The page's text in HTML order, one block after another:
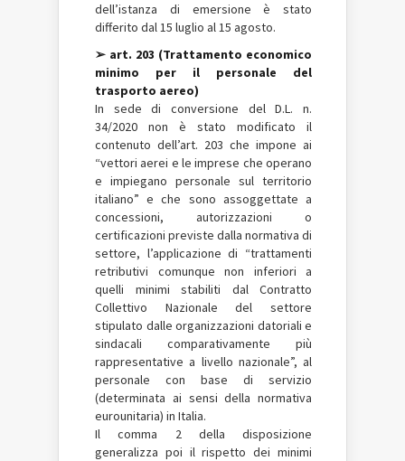
dell’istanza di emersione è stato
differito dal 15 luglio al 15 agosto.
➢ art. 203 (Trattamento economico
minimo per il personale del
trasporto aereo)
In sede di conversione del D.L. n.
34/2020 non è stato modificato il
contenuto dell’art. 203 che impone ai
“vettori aerei e le imprese che operano
e impiegano personale sul territorio
italiano” e che sono assoggettate a
concessioni, autorizzazioni o
certificazioni previste dalla normativa di
settore, l’applicazione di “trattamenti
retributivi comunque non inferiori a
quelli minimi stabiliti dal Contratto
Collettivo Nazionale del settore
stipulato dalle organizzazioni datoriali e
sindacali comparativamente più
rappresentative a livello nazionale”, al
personale con base di servizio
(determinata ai sensi della normativa
eurounitaria) in Italia.
Il comma 2 della disposizione
generalizza poi il rispetto dei minimi